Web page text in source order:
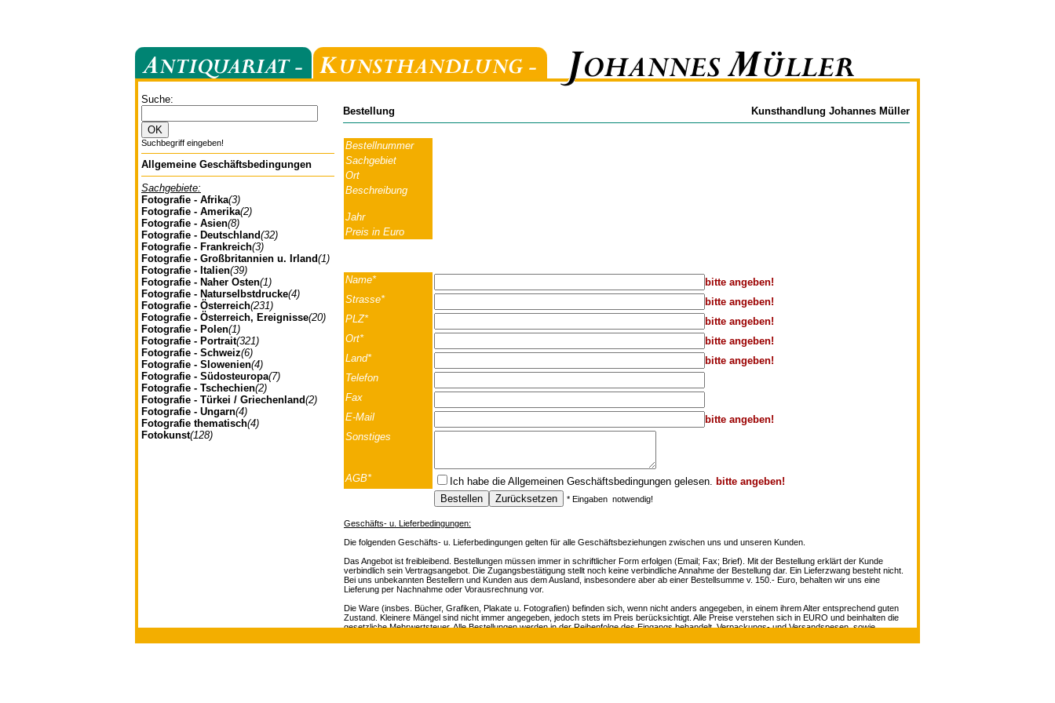
Suche:
Suchbegriff eingeben!
Allgemeine Geschäftsbedingungen
Sachgebiete:
Fotografie - Afrika(3)
Fotografie - Amerika(2)
Fotografie - Asien(8)
Fotografie - Deutschland(32)
Fotografie - Frankreich(3)
Fotografie - Großbritannien u. Irland(1)
Fotografie - Italien(39)
Fotografie - Naher Osten(1)
Fotografie - Naturselbstdrucke(4)
Fotografie - Österreich(231)
Fotografie - Österreich, Ereignisse(20)
Fotografie - Polen(1)
Fotografie - Portrait(321)
Fotografie - Schweiz(6)
Fotografie - Slowenien(4)
Fotografie - Südosteuropa(7)
Fotografie - Tschechien(2)
Fotografie - Türkei / Griechenland(2)
Fotografie - Ungarn(4)
Fotografie thematisch(4)
Fotokunst(128)
Bestellung Kunsthandlung Johannes Müller
Bestellnummer
Sachgebiet
Ort
Beschreibung
Jahr
Preis in Euro
Name*
bitte angeben!
Strasse*
bitte angeben!
PLZ*
bitte angeben!
Ort*
bitte angeben!
Land*
bitte angeben!
Telefon
Fax
E-Mail
bitte angeben!
Sonstiges
AGB* Ich habe die Allgemeinen Geschäftsbedingungen gelesen. bitte angeben!
* Eingaben notwendig!
Geschäfts- u. Lieferbedingungen:
Die folgenden Geschäfts- u. Lieferbedingungen gelten für alle Geschäftsbeziehungen zwischen uns und unseren Kunden.
Das Angebot ist freibleibend. Bestellungen müssen immer in schriftlicher Form erfolgen (Email; Fax; Brief). Mit der Bestellung erklärt der Kunde
verbindlich sein Vertragsangebot. Die Zugangsbestätigung stellt noch keine verbindliche Annahme der Bestellung dar. Ein Lieferzwang besteht nicht.
Bei uns unbekannten Bestellern und Kunden aus dem Ausland, insbesondere aber ab einer Bestellsumme v. 150.- Euro, behalten wir uns eine
Lieferung per Nachnahme oder Vorausrechnung vor.
Die Ware (insbes. Bücher, Grafiken, Plakate u. Fotografien) befinden sich, wenn nicht anders angegeben, in einem ihrem Alter entsprechend guten
Zustand. Kleinere Mängel sind nicht immer angegeben, jedoch stets im Preis berücksichtigt. Alle Preise verstehen sich in EURO und beinhalten die
gesetzliche Mehrwertsteuer. Alle Bestellungen werden in der Reihenfolge des Eingangs behandelt. Verpackungs- und Versandspesen, sowie
benachrichtigen wir Sie innerhalb von 48 Stunden.